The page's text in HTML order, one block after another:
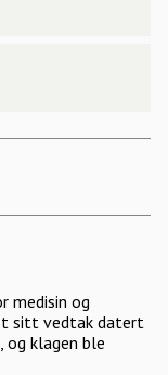
medisin og
sitt vedtak datert
og klagen ble